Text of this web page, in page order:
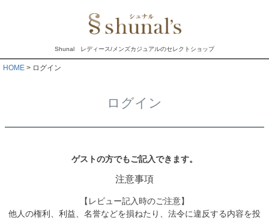
Shunal レディース/メンズカジュアルのセレクトショップ
HOME ログイン
ログイン
ゲストの方でもご記入できます。
注意事項
【レビュー記入時のご注意】
他人の権利、利益、名誉などを損ねたり、法令に違反する内容を投